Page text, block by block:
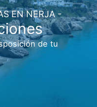
EN NERJA -
de tu